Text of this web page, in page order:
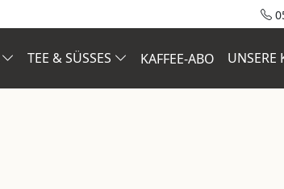
TEE & SÜSSES KAFFEE-ABO UNSERE